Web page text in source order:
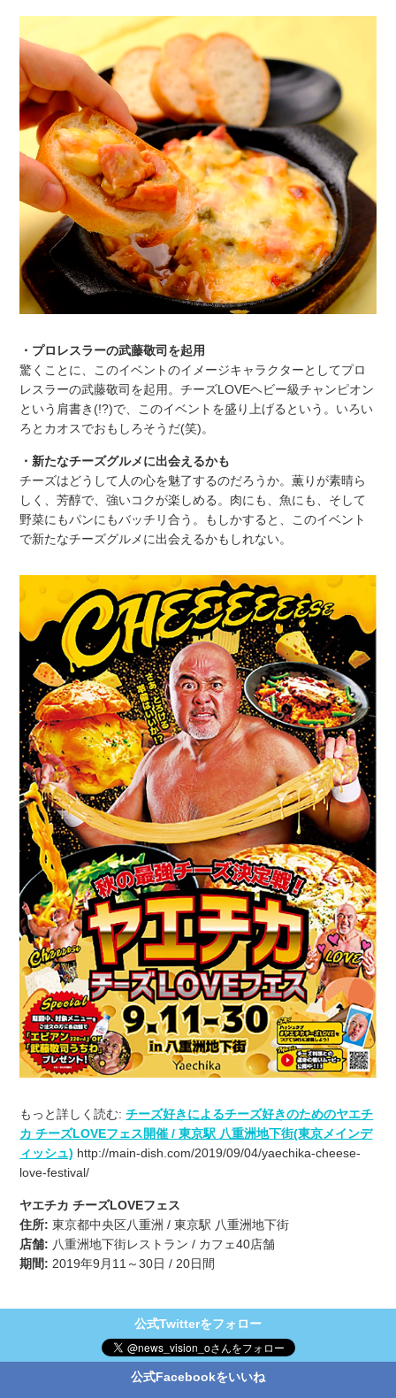
・プロレスラーの武藤敬司を起用
驚くことに、このイベントのイメージキャラクターとしてプロ
レスラーの武藤敬司を起用。チーズLOVEヘビー級チャンピオン
という肩書き(!?)で、このイベントを盛り上げるという。いろい
ろとカオスでおもしろそうだ(笑)。
・新たなチーズグルメに出会えるかも
チーズはどうして人の心を魅了するのだろうか。薫りが素晴ら
しく、芳醇で、強いコクが楽しめる。肉にも、魚にも、そして
野菜にもパンにもバッチリ合う。もしかすると、このイベント
で新たなチーズグルメに出会えるかもしれない。
もっと詳しく読む:チーズ好きによるチーズ好きのためのヤエチ
カ チーズLOVEフェス開催 / 東京駅 八重洲地下街(東京メインデ
ィッシュ) http://main-dish.com/2019/09/04/yaechika-cheese-
love-festival/
ヤエチカ チーズLOVEフェス
住所:東京都中央区八重洲 / 東京駅 八重洲地下街
店舗: 八重洲地下街レストラン / カフェ40店舗
期間:2019年9月11～30日 / 20日間
公式Twitterをフォロー
公式Facebookをいいね